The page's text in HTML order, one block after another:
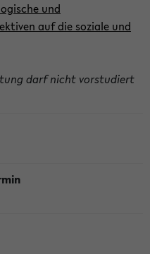
und
auf die soziale und
darf nicht vorstudiert